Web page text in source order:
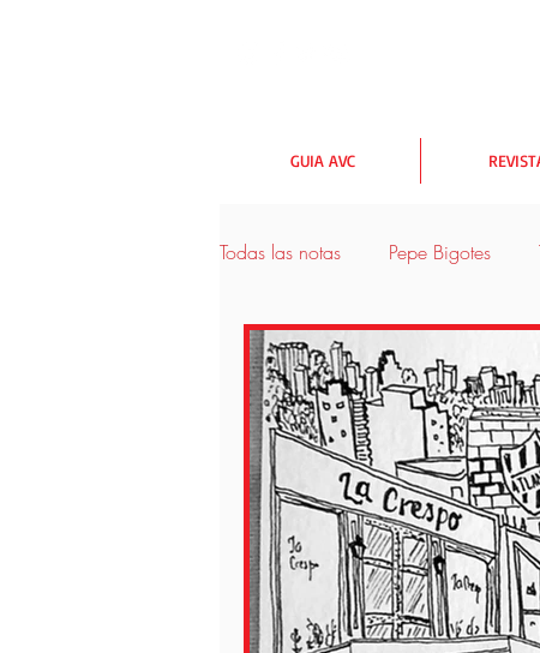
GUIA AVC
Todas las notas Pepe Bigotes
urbanismo y medioambiente
Las rutas AVC Lectores